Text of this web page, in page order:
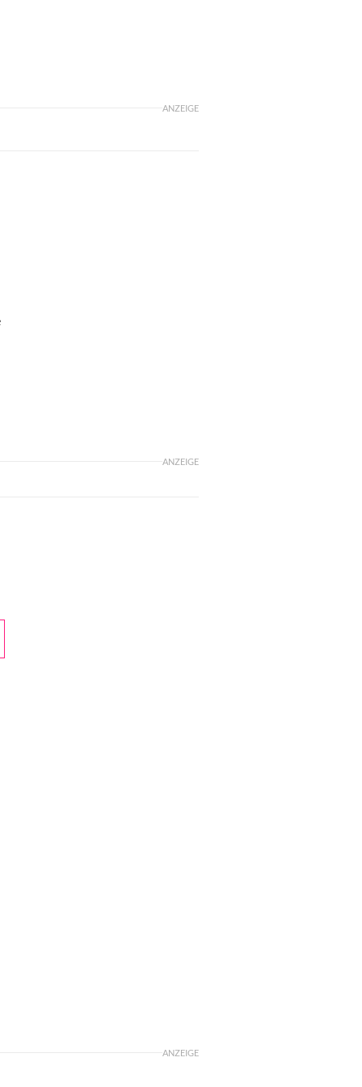
ANZEIGE
ANZEIGE
ANZEIGE